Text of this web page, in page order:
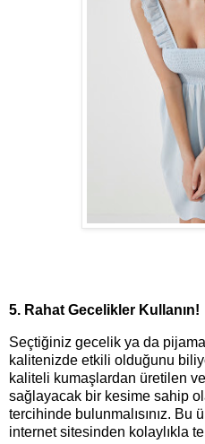
5. Rahat Gecelikler Kullanın!
Seçtiğiniz gecelik ya da
kalitenizde etkili olduğunu
kaliteli kumaşlardan üretilen
sağlayacak bir kesime sahip
tercihinde bulunmalısınız. Bu
internet sitesinden kolaylıkla